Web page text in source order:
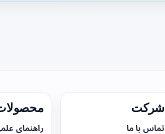
شرکت
تماس با ما
راهنمای